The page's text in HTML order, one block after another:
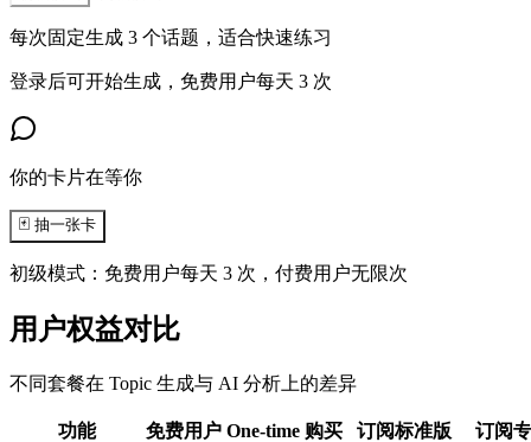
每次固定生成 3 个话题，适合快速练习
登录后可开始生成，免费用户每天 3 次
你的卡片在等你
🃏 抽一张卡
初级模式：免费用户每天 3 次，付费用户无限次
用户权益对比
不同套餐在 Topic 生成与 AI 分析上的差异
功能 免费用户 One-time 购买 订阅标准版
订阅